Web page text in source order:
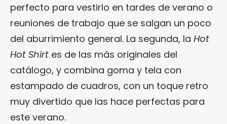
perfecto para vestirlo en tardes de verano o
reuniones de trabajo que se salgan un poco
del aburrimiento general. La segunda, la Hot
Hot Shirt es de las más originales del
catálogo, y combina goma y tela con
estampado de cuadros, con un toque retro
muy divertido que las hace perfectas para
este verano.